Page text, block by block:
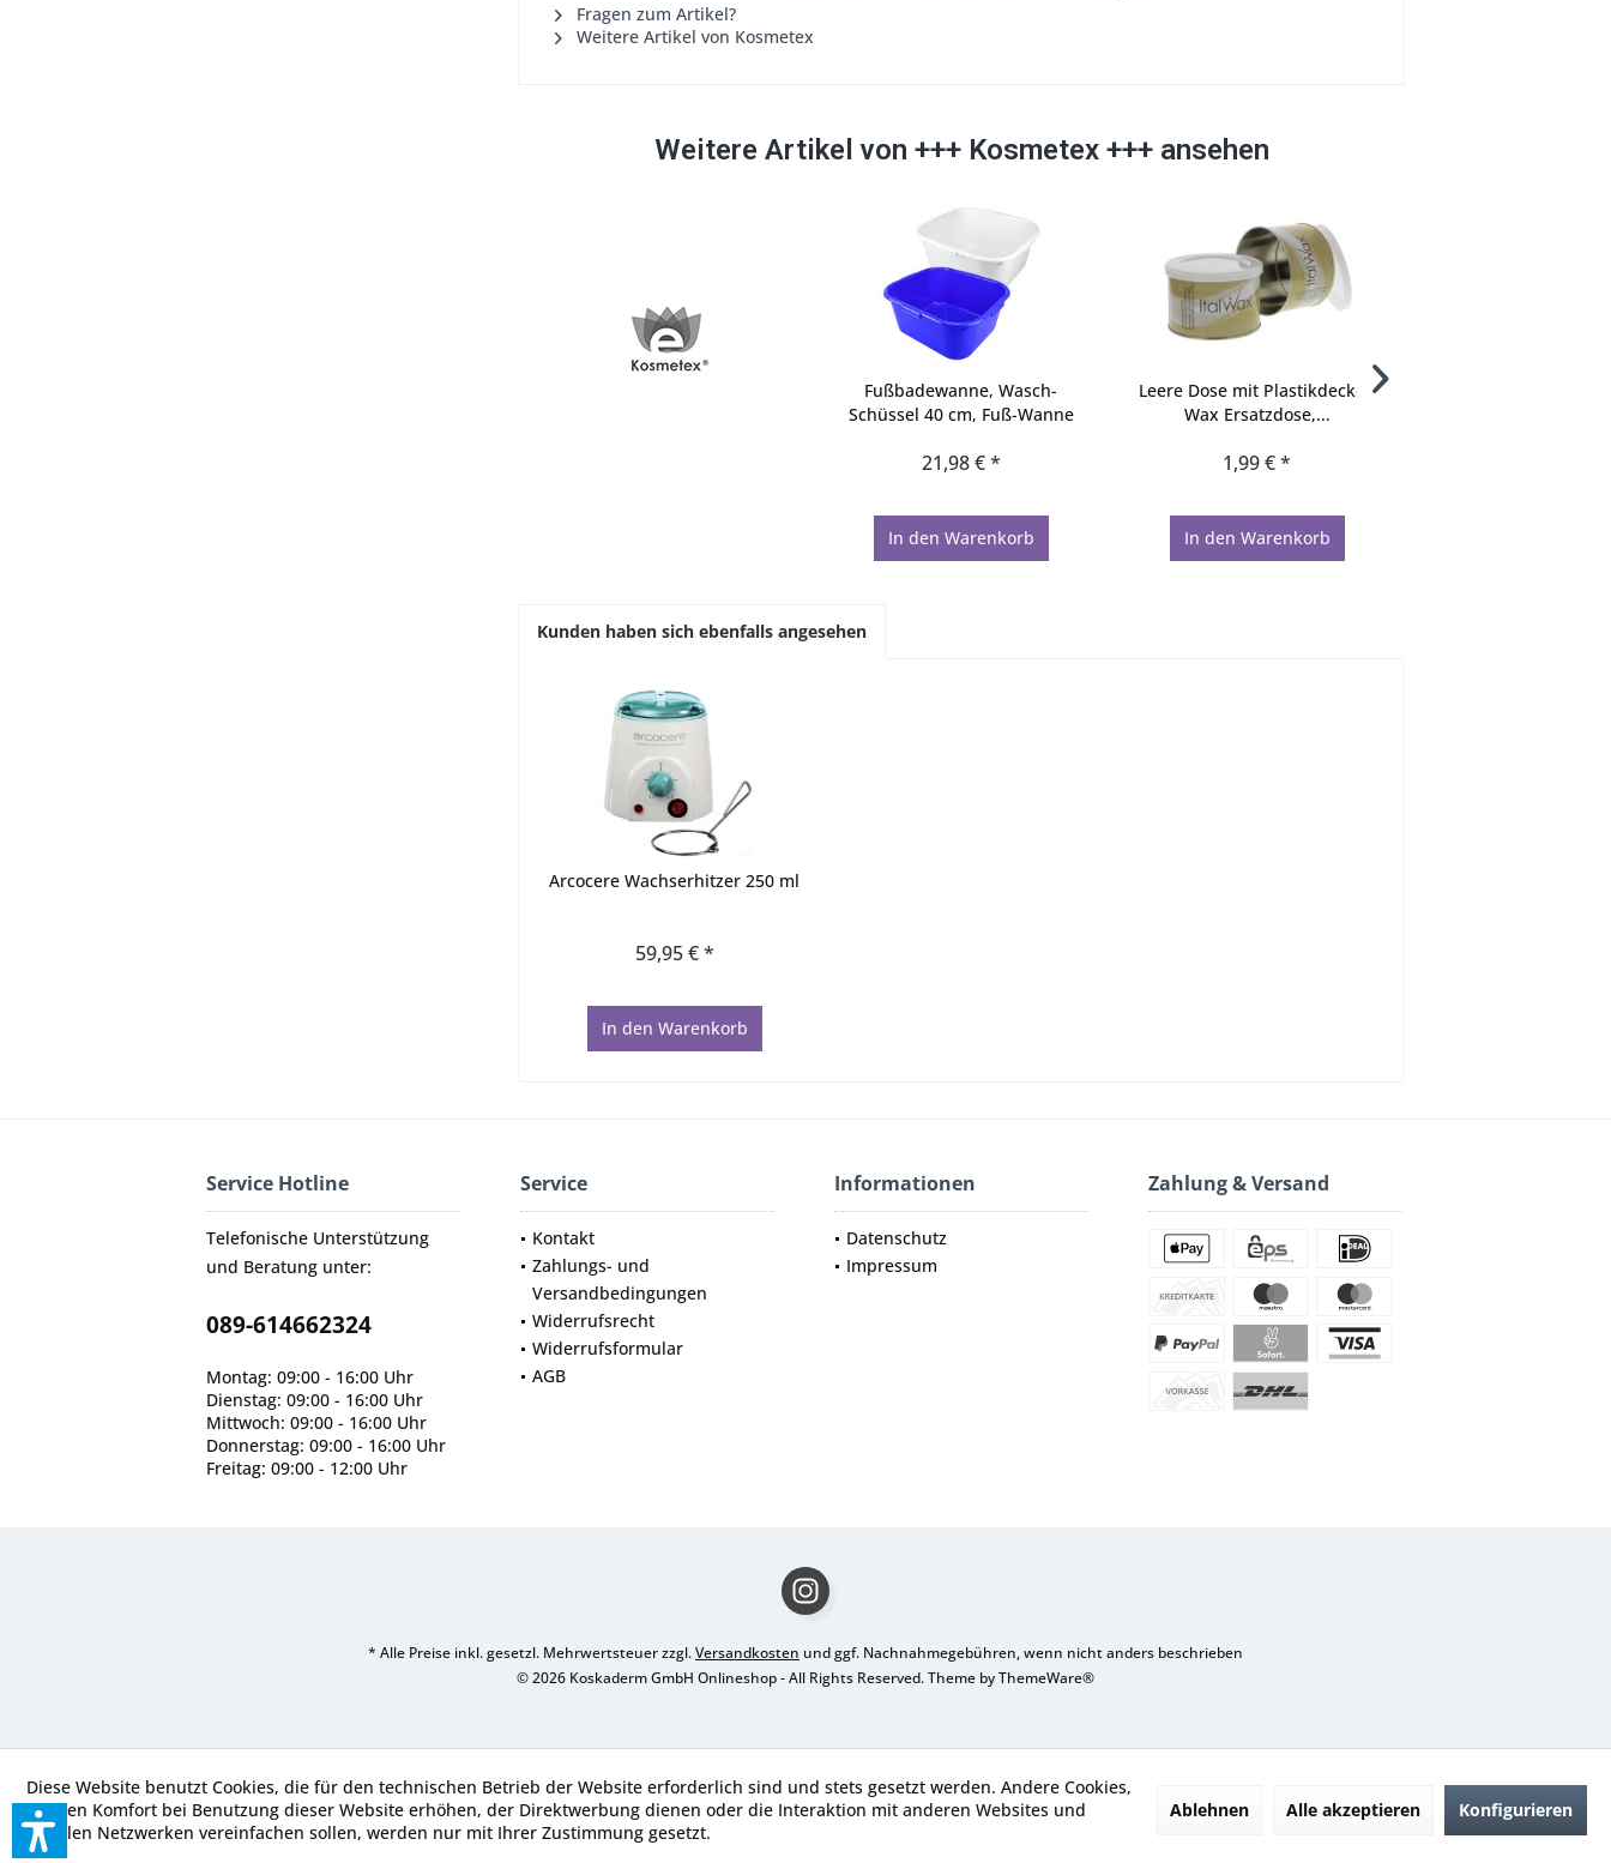
Fragen zum Artikel?
Weitere Artikel von Kosmetex
Weitere Artikel von +++ Kosmetex +++ ansehen
Fußbadewanne, Wasch-
Schüssel 40 cm, Fuß-Wanne
21,98 € *
In den Warenkorb
Leere Dose mit Plastikdeckel,
Wax Ersatzdose,...
1,99 € *
In den Warenkorb
Kunden haben sich ebenfalls angesehen
Arcocere Wachserhitzer 250 ml
59,95 € *
In den Warenkorb
Service Hotline
Telefonische Unterstützung
und Beratung unter:
089-614662324
Montag: 09:00 - 16:00 Uhr
Dienstag: 09:00 - 16:00 Uhr
Mittwoch: 09:00 - 16:00 Uhr
Donnerstag: 09:00 - 16:00 Uhr
Freitag: 09:00 - 12:00 Uhr
Service
Kontakt
Zahlungs- und
Versandbedingungen
Widerrufsrecht
Widerrufsformular
AGB
Informationen
Datenschutz
Impressum
Zahlung & Versand
* Alle Preise inkl. gesetzl. Mehrwertsteuer zzgl.Versandkosten und ggf. Nachnahmegebühren, wenn nicht anders beschrieben
© 2026 Koskaderm GmbH Onlineshop - All Rights Reserved. Theme byThemeWare®
Diese Website benutzt Cookies, die für den technischen Betrieb der Website erforderlich sind und stets gesetzt werden. Andere Cookies,
die den Komfort bei Benutzung dieser Website erhöhen, der Direktwerbung dienen oder die Interaktion mit anderen Websites und
sozialen Netzwerken vereinfachen sollen, werden nur mit Ihrer Zustimmung gesetzt.
Ablehnen Alle akzeptieren Konfigurieren